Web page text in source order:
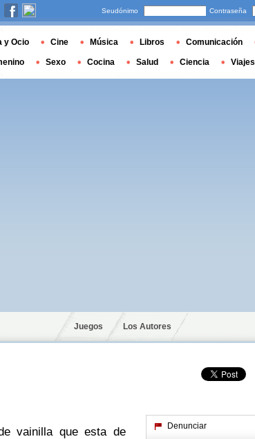
Juegos Los Autores
vainilla que esta de
Denunciar
Seudónimo Contraseña
y Ocio Cine Música Libros Comunicación
Sexo Cocina Salud Ciencia Viajes